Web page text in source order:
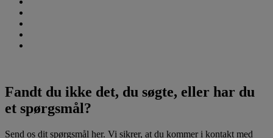
Fandt du ikke det, du søgte, eller har du
et spørgsmål?
Send os dit spørgsmål her. Vi sikrer, at du kommer i kontakt med